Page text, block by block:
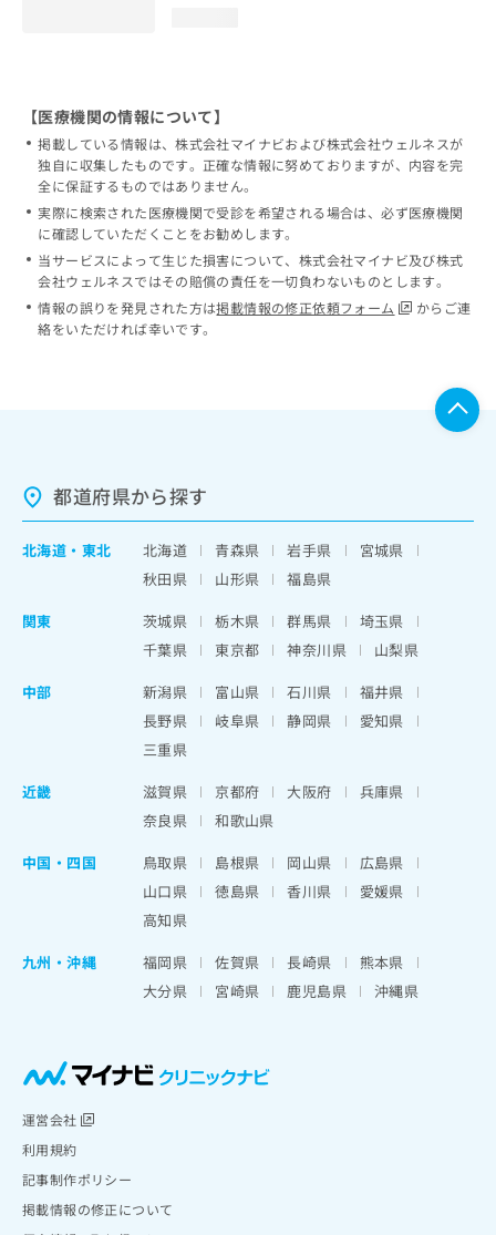
【医療機関の情報について】
掲載している情報は、株式会社マイナビおよび株式会社ウェルネスが
独自に収集したものです。正確な情報に努めておりますが、内容を完
全に保証するものではありません。
実際に検索された医療機関で受診を希望される場合は、必ず医療機関
に確認していただくことをお勧めします。
当サービスによって生じた損害について、株式会社マイナビ及び株式
会社ウェルネスではその賠償の責任を一切負わないものとします。
情報の誤りを発見された方は掲載情報の修正依頼フォーム
からご連
絡をいただければ幸いです。
都道府県から探す
北海道 ・ 東北 北海道 青森県 岩手県
宮城県
秋田県
山形県
福島県
関東
茨城県 栃木県 群馬県
埼玉県
千葉県
東京都 神奈川県
山梨県
中部
新潟県 富山県 石川県
福井県
長野県
岐阜県 静岡県
愛知県
三重県
近畿
滋賀県 京都府 大阪府
兵庫県
奈良県
和歌山県
中国・四国
鳥取県 島根県 岡山県
広島県
山口県
徳島県 香川県
愛媛県
高知県
九州・沖縄
福岡県 佐賀県 長崎県
熊本県
大分県
宮崎県 鹿児島県 沖縄県
運営会社
利用規約
記事制作ポリシー
掲載情報の修正について